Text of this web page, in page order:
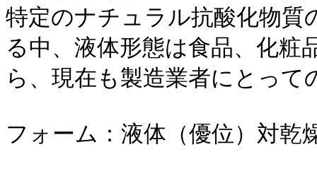
特定のナチュラル抗酸化物質
る中、液体形態は食品、化粧
ら、現在も製造業者にとっ
フォーム：液体（優位）対乾